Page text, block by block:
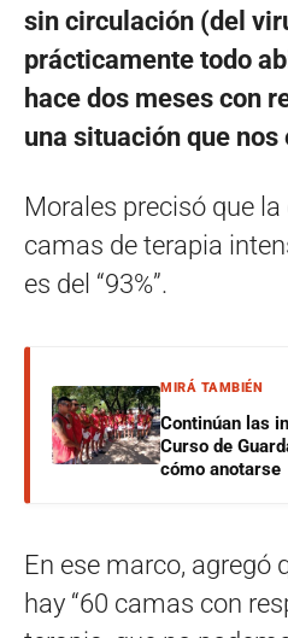
sin circulación (del
prácticamente todo
hace dos meses con
una situación que nos
Morales precisó que
camas de terapia
es del “93%”.
MIRÁ TAMBIÉN
Continúan las
Curso de
cómo anotarse
En ese marco, agregó
hay “60 camas con